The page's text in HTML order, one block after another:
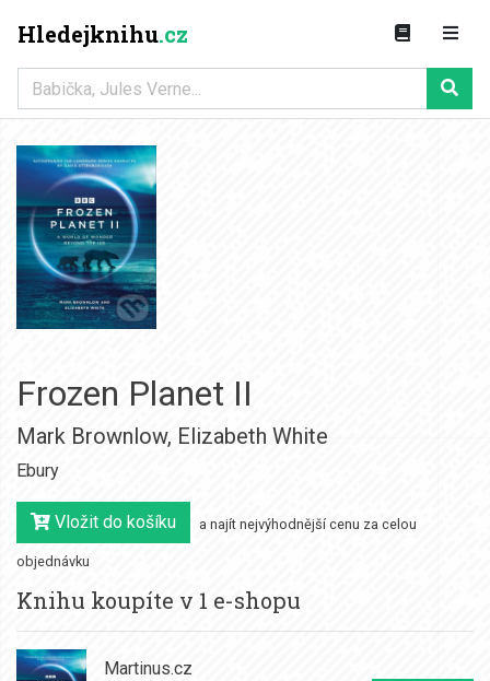
Hledejknihu.cz
Frozen Planet II
Mark Brownlow, Elizabeth White
Ebury
Vložit do košíku a najít nejvýhodnější cenu za celou
objednávku
Knihu koupíte v 1 e-shopu
Martinus.cz